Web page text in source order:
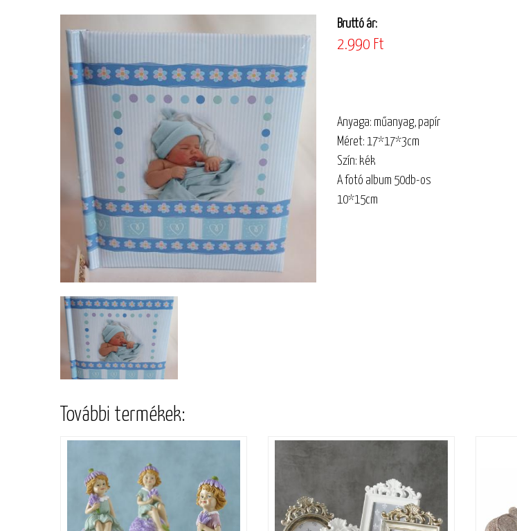
Bruttó ár:
2.990 Ft
Anyaga: műanyag, papír
Méret: 17*17*3cm
Szín: kék
A fotó album 50db-os
10*15cm
További termékek: